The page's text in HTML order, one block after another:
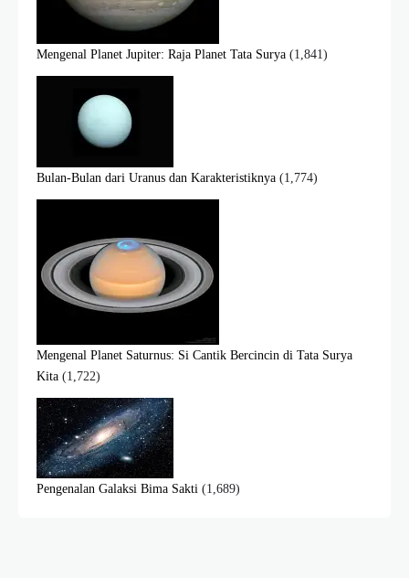
Mengenal Planet Jupiter: Raja Planet Tata Surya (1,841)
Bulan-Bulan dari Uranus dan Karakteristiknya (1,774)
Mengenal Planet Saturnus: Si Cantik Bercincin di Tata Surya
Kita (1,722)
Pengenalan Galaksi Bima Sakti (1,689)